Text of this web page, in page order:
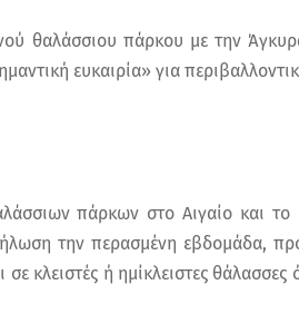
θαλάσσιου πάρκου με την
ευκαιρία» για
πάρκων στο Αιγαίο και το
την περασμένη εβδομάδα,
κλειστές ή ημίκλειστες θάλασσες